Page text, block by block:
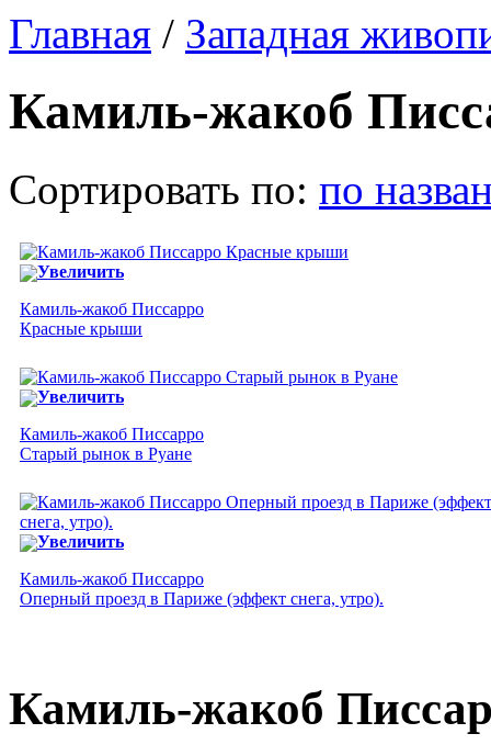
Главная / Западная
Камиль-жакоб
Сортировать по: по
Увеличить
Камиль-жакоб Писсарро
Красные крыши
Увеличить
Камиль-жакоб Писсарро
Старый рынок в Руане
Увеличить
Камиль-жакоб Писсарро
Оперный проезд в Париже (эффект снега, утро).
Камиль-жакоб